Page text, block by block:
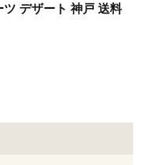
デザート 神戸 送料